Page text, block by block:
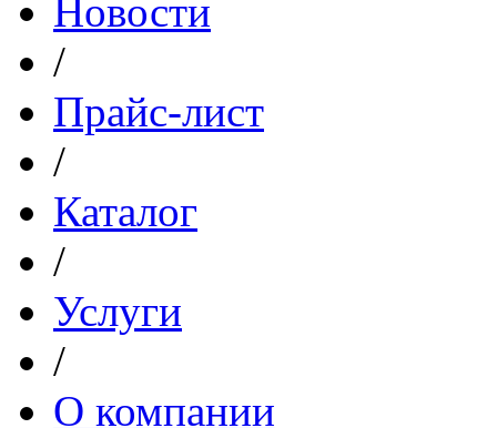
Новости
/
Прайс-лист
/
Каталог
/
Услуги
/
О компании